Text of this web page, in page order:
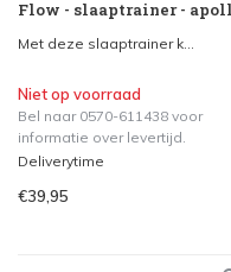
Flow - slaaptrainer -
Met deze slaaptrainer k...
Niet op voorraad
Bel naar 0570-611438 voor
informatie over levertijd.
Deliverytime
€39,95